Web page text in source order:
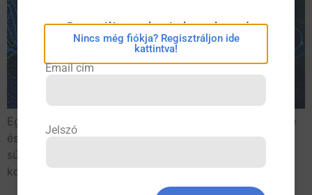
Egy kohorszvizsgálat eredményei alapján a lép mérete
és térfogata egy bizonyos határérték felett növeli a
súlyos hematológiai és májbetegségek jövőbeni
kockázatát.
eConsilium bejelentkezés
Nincs még fiókja? Regisztráljon ide
kattintva!
Email cím
Jelszó